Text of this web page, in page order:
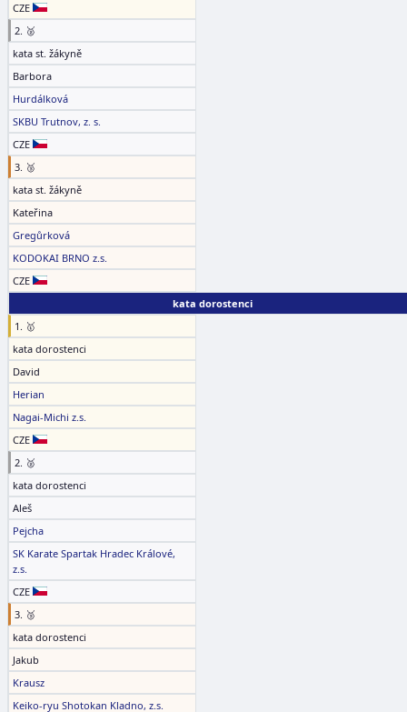
CZE
2. 🥈
kata st. žákyně
Barbora
Hurdálková
SKBU Trutnov, z. s.
CZE
3. 🥉
kata st. žákyně
Kateřina
Gregůrková
KODOKAI BRNO z.s.
CZE
kata dorostenci
1. 🥇
kata dorostenci
David
Herian
Nagai-Michi z.s.
CZE
2. 🥈
kata dorostenci
Aleš
Pejcha
SK Karate Spartak Hradec Králové,
z.s.
CZE
3. 🥉
kata dorostenci
Jakub
Krausz
Keiko-ryu Shotokan Kladno, z.s.